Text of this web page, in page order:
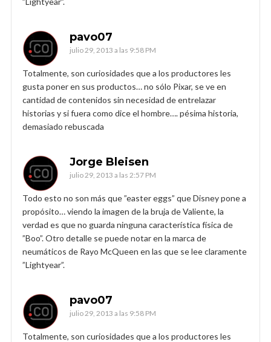
pavo07
julio 29, 2013 a las 9:58 PM
Totalmente, son curiosidades que a los productores les
gusta poner en sus productos… no sólo Pixar, se ve en
cantidad de contenidos sin necesidad de entrelazar
historias y si fuera como dice el hombre…. pésima historia,
demasiado rebuscada
Jorge Bleisen
julio 29, 2013 a las 2:57 PM
Todo esto no son más que ”easter eggs” que Disney pone a
propósito… viendo la imagen de la bruja de Valiente, la
verdad es que no guarda ninguna característica física de
”Boo”. Otro detalle se puede notar en la marca de
neumáticos de Rayo McQueen en las que se lee claramente
”Lightyear”.
pavo07
julio 29, 2013 a las 9:58 PM
Totalmente, son curiosidades que a los productores les